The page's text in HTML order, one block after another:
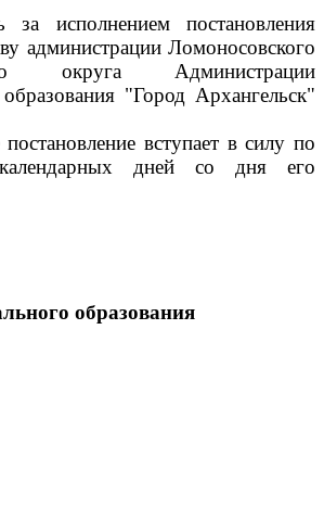
за исполнением постановления
администрации Ломоносовского
округа Администрации
"Город Архангельск"
вступает в силу по
дней со дня его
образования